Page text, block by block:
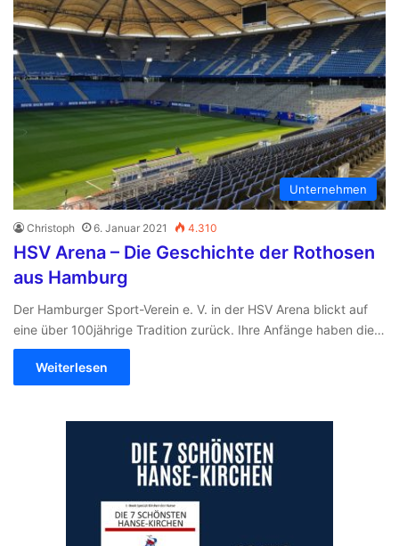
Unternehmen
Christoph 6. Januar 2021 4.310
HSV Arena – Die Geschichte der Rothosen
aus Hamburg
Der Hamburger Sport-Verein e. V. in der HSV Arena blickt auf
eine über 100jährige Tradition zurück. Ihre Anfänge haben die…
Weiterlesen